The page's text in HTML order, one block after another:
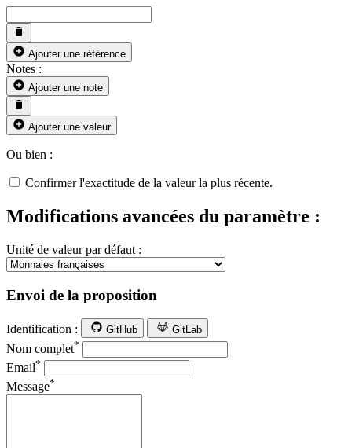
Ajouter une référence
Notes :
Ajouter une note
Ajouter une valeur
Ou bien :
Confirmer l'exactitude de la valeur la plus récente.
Modifications avancées du paramètre :
Unité de valeur par défaut :
Envoi de la proposition
Identification : GitHub GitLab
Nom complet*
Email*
Message*